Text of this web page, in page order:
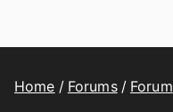
Home Forums Forum